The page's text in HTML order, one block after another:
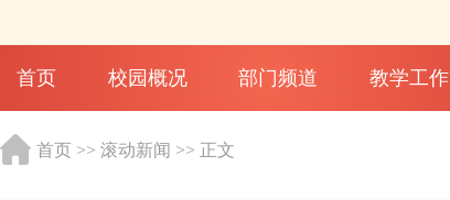
首页 校园概况 部门频道 教学工作
首页 >> 滚动新闻 >> 正文